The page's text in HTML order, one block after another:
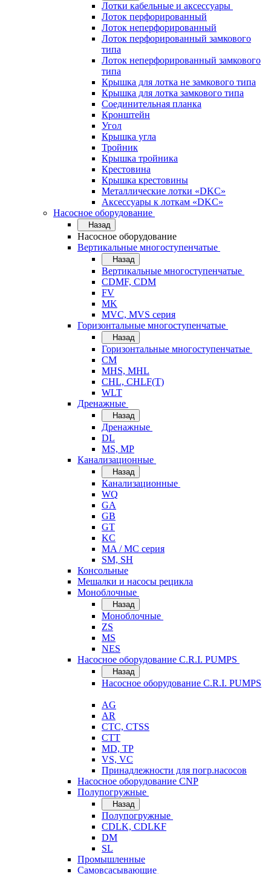
Лотки кабельные и аксессуары
Лоток перфорированный
Лоток неперфорированный
Лоток перфорированный замкового
типа
Лоток неперфорированный замкового
типа
Крышка для лотка не замкового типа
Крышка для лотка замкового типа
Соединительная планка
Кронштейн
Угол
Крышка угла
Тройник
Крышка тройника
Крестовина
Крышка крестовины
Металлические лотки «DKC»
Аксессуары к лоткам «DKC»
Насосное оборудование
Назад
Насосное оборудование
Вертикальные многоступенчатые
Назад
Вертикальные многоступенчатые
CDMF, CDM
FV
MK
MVC, MVS серия
Горизонтальные многоступенчатые
Назад
Горизонтальные многоступенчатые
CM
MHS, MHL
CHL, CHLF(T)
WLT
Дренажные
Назад
Дренажные
DL
MS, MP
Канализационные
Назад
Канализационные
WQ
GA
GB
GT
KC
MA / MC серия
SM, SH
Консольные
Мешалки и насосы рецикла
Моноблочные
Назад
Моноблочные
ZS
MS
NES
Насосное оборудование C.R.I. PUMPS
Назад
Насосное оборудование C.R.I. PUMPS
AG
AR
CTC, CTSS
CTT
MD, TP
VS, VC
Принадлежности для погр.насосов
Насосное оборудование CNP
Полупогружные
Назад
Полупогружные
CDLK, CDLKF
DM
SL
Промышленные
Самовсасывающие